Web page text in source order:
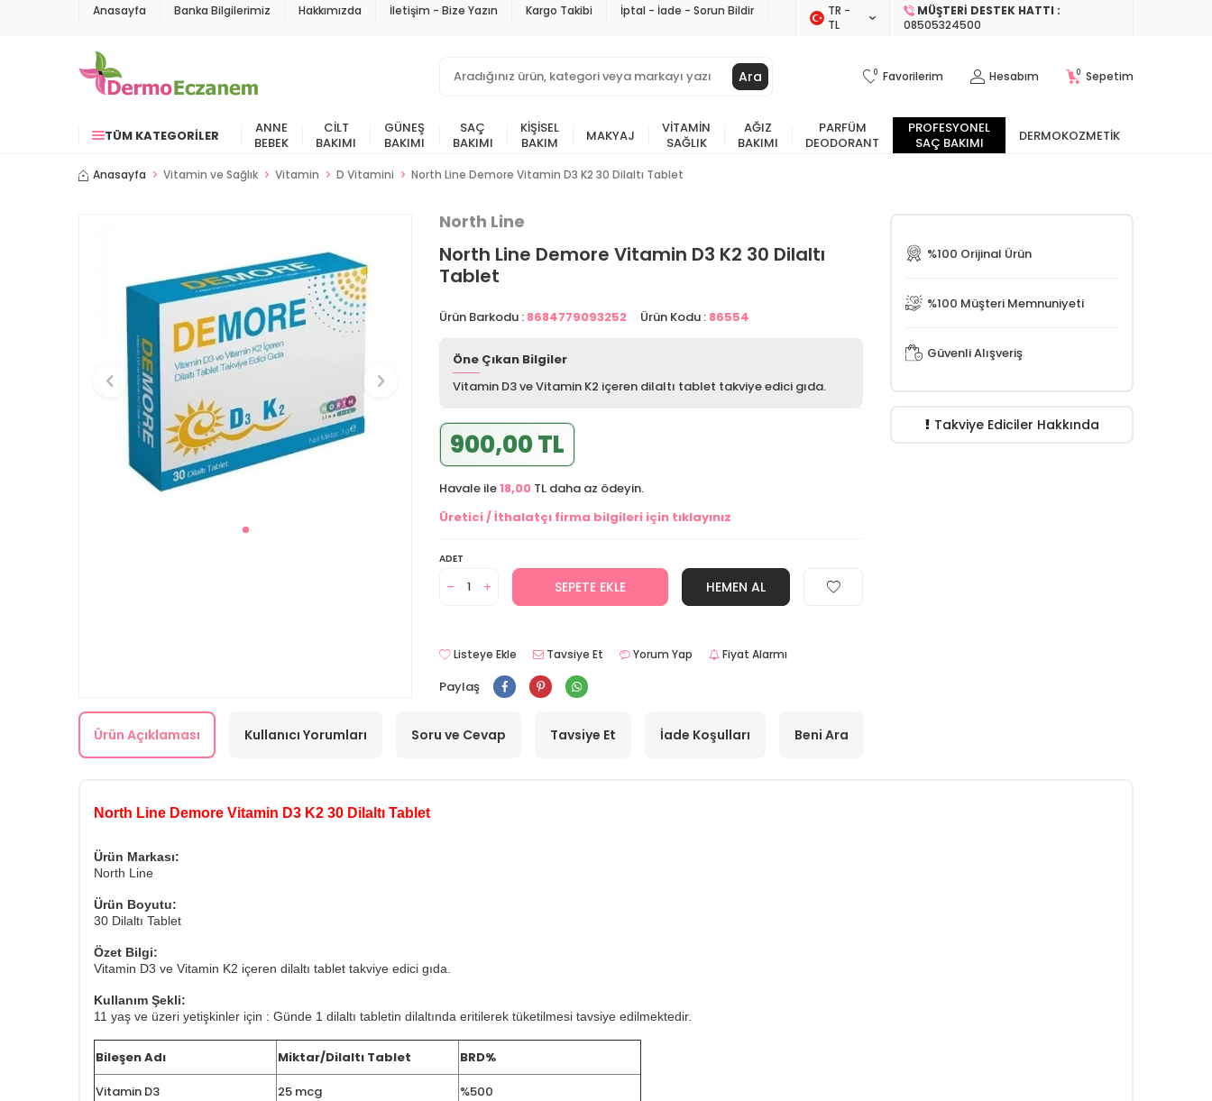
Anasayfa Banka Bilgilerimiz Hakkımızda İletişim - Bize Yazın Kargo Takibi İptal - İade - Sorun Bildir
TR −
TL
MÜŞTERI DESTEK HATTI :
08505324500
Ara 0 Favorilerim Hesabım 0 Sepetim
TÜM KATEGORILER
ANNE
BEBEK
CILT
BAKIMI
GÜNEŞ
BAKIMI
SAÇ
BAKIMI
KIŞISEL
BAKIM
MAKYAJ
VITAMIN
SAĞLIK
AĞIZ
BAKIMI
PARFÜM
DEODORANT
PROFESYONEL
SAÇ BAKIMI
DERMOKOZMETIK
Anasayfa Vitamin ve Sağlık Vitamin D Vitamini North Line Demore Vitamin D3 K2 30 Dilaltı Tablet
North Line
North Line Demore Vitamin D3 K2 30 Dilaltı
Tablet
Ürün Barkodu : 8684779093252 Ürün Kodu : 86554
Öne Çıkan Bilgiler
Vitamin D3 ve Vitamin K2 içeren dilaltı tablet takviye edici gıda.
900,00 TL
Havale ile18,00 TL daha az ödeyin.
Üretici / İthalatçı firma bilgileri için tıklayınız
ADET
SEPETE EKLE HEMEN AL
Listeye Ekle Tavsiye Et Yorum Yap Fiyat Alarmı
Paylaş
%100 Orijinal Ürün
%100 Müşteri Memnuniyeti
Güvenli Alışveriş
Takviye Ediciler Hakkında
Ürün Açıklaması Kullanıcı Yorumları Soru ve Cevap Tavsiye Et İade Koşulları Beni Ara
North Line Demore Vitamin D3 K2 30 Dilaltı Tablet
Ürün Markası:
North Line
Ürün Boyutu:
30 Dilaltı Tablet
Özet Bilgi:
Vitamin D3 ve Vitamin K2 içeren dilaltı tablet takviye edici gıda.
Kullanım Şekli:
11 yaş ve üzeri yetişkinler için : Günde 1 dilaltı tabletin dilaltında eritilerek tüketilmesi tavsiye edilmektedir.
Bileşen Adı Miktar/Dilaltı Tablet
BRD%
Vitamin D3
25 mcg
%500